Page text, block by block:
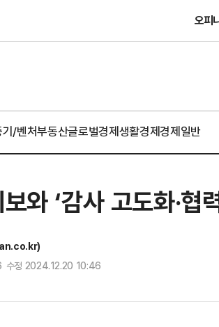
오피
기/벤처부동산글로벌경제생활경제경제일반
와 ‘감사 고도화·
수정 2024.12.20 10:46